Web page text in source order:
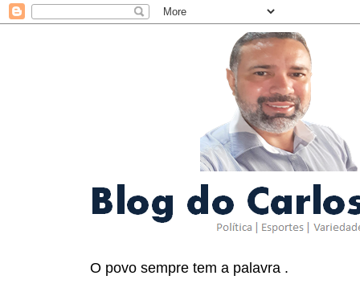
O povo sempre tem a palavra .